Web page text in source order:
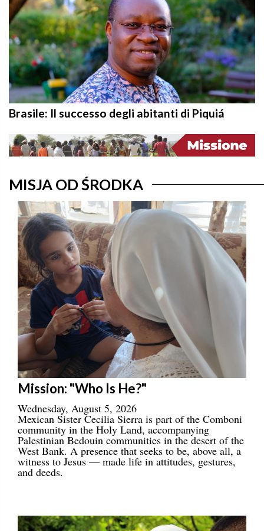
Brasile: Il successo degli abitanti di Piquiá
MISJA OD ŚRODKA
Mission: "Who Is He?"
Wednesday, August 5, 2026
Mexican Sister Cecilia Sierra is part of the Comboni
community in the Holy Land, accompanying
Palestinian Bedouin communities in the desert of the
West Bank. A presence that seeks to be, above all, a
witness to Jesus — made life in attitudes, gestures,
and deeds.